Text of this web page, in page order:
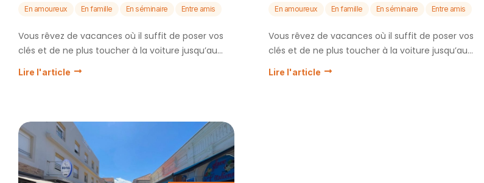
En amoureux En famille En séminaire Entre amis
Vous rêvez de vacances où il suffit de poser vos
clés et de ne plus toucher à la voiture jusqu’au...
Lire l'article
En amoureux En famille En séminaire Entre amis
Vous rêvez de vacances où il suffit de poser vos
clés et de ne plus toucher à la voiture jusqu’au...
Lire l'article